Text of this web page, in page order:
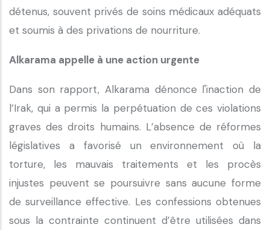
détenus, souvent privés de soins médicaux adéquats
et soumis à des privations de nourriture.
Alkarama appelle à une action urgente
Dans son rapport, Alkarama dénonce l'inaction de
l’Irak, qui a permis la perpétuation de ces violations
graves des droits humains. L’absence de réformes
législatives a favorisé un environnement où la
torture, les mauvais traitements et les procès
injustes peuvent se poursuivre sans aucune forme
de surveillance effective. Les confessions obtenues
sous la contrainte continuent d’être utilisées dans